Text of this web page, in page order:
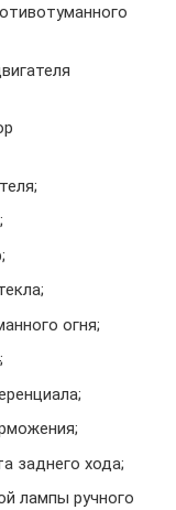
огня;
заднего хода;
лампы ручного